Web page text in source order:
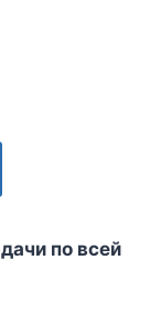
по всей